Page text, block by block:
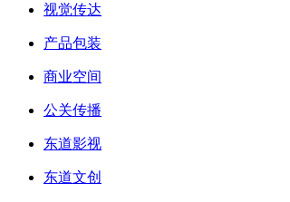
视觉传达
产品包装
商业空间
公关传播
东道影视
东道文创